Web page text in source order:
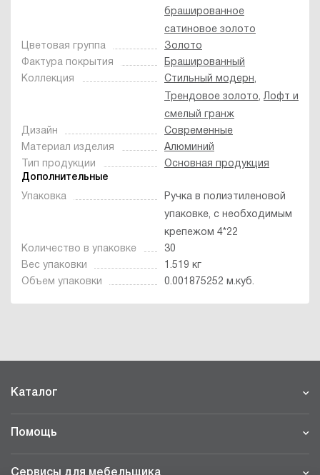
брашированное
сатиновое золото
Цветовая группа
Золото
Фактура покрытия
Брашированный
Коллекция
Стильный модерн,
Трендовое золото,Лофт и
смелый гранж
Дизайн
Современные
Материал изделия
Алюминий
Тип продукции
Основная продукция
Дополнительные
Упаковка
Ручка в полиэтиленовой
упаковке, с необходимым
крепежом 4*22
Количество в упаковке
30
Вес упаковки
1.519 кг
Объем упаковки
0.001875252 м.куб.
Каталог
Помощь